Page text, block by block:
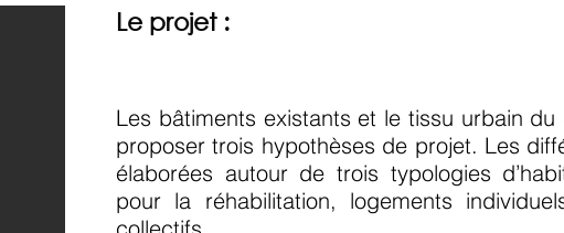
Le projet :
Les bâtiments existants et le tissu urbain
proposer trois hypothèses de projet. Les
élaborées autour de trois typologies
pour la réhabilitation, logements